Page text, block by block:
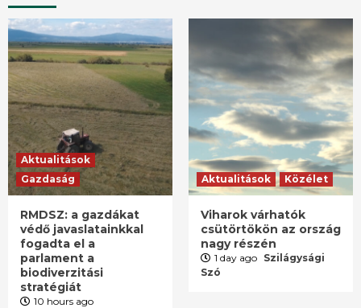
Aktualitások
Gazdaság
RMDSZ: a gazdákat
védő javaslatainkkal
fogadta el a
parlament a
biodiverzitási
stratégiát
10 hours ago
Aktualitások Közélet
Viharok várhatók
csütörtökön az ország
nagy részén
1 day ago Szilágysági
Szó